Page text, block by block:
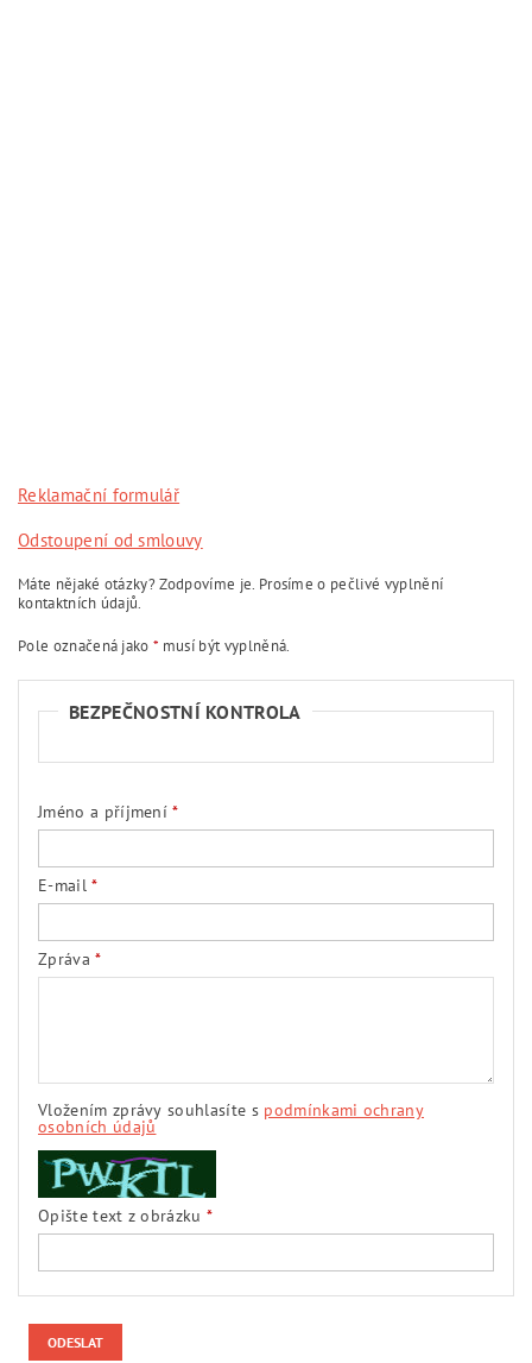
Reklamační formulář
Odstoupení od smlouvy
Máte nějaké otázky? Zodpovíme je. Prosíme o pečlivé vyplnění
kontaktních údajů.
Pole označená jako* musí být vyplněná.
BEZPEČNOSTNÍ KONTROLA
Jméno a příjmení
E-mail
Zpráva
Vložením zprávy souhlasíte s podmínkami ochrany
osobních údajů
Opište text z obrázku